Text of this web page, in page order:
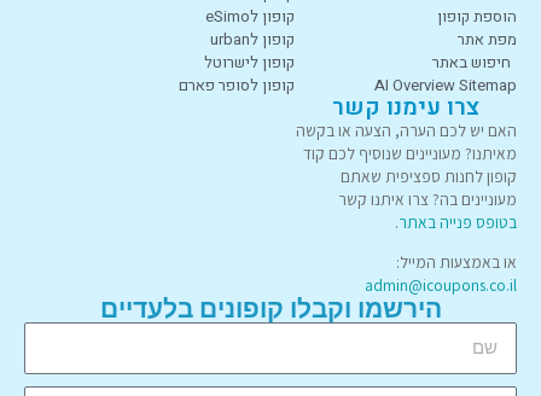
הוספת קופון
מפת אתר
חיפוש באתר
AI Overview Sitemap
קופון לeSimo
קופון לurban
קופון לישרוטל
קופון לסופר פארם
צרו עימנו קשר
האם יש לכם הערה, הצעה או בקשה
מאיתנו? מעוניינים שנוסיף לכם קוד
קופון לחנות ספציפית שאתם
מעוניינים בה? צרו איתנו קשר
בטופס פנייה באתר.
או באמצעות המייל:
admin@icoupons.co.il
הירשמו וקבלו קופונים בלעדיים